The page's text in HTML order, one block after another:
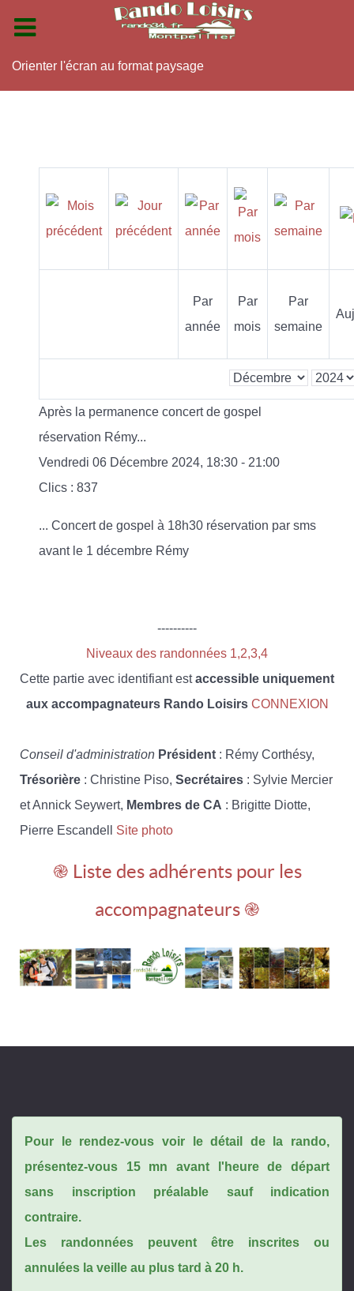
Orienter l'écran au format paysage
Par
année
Par
mois
Par
semaine
Après la permanence concert de gospel
réservation Rémy...
Vendredi 06 Décembre 2024, 18:30 - 21:00
Clics : 837
... Concert de gospel à 18h30 réservation par sms
avant le 1 décembre Rémy
----------
Niveaux des randonnées 1,2,3,4
Cette partie avec identifiant estaccessible uniquement
aux accompagnateurs Rando Loisirs CONNEXION
Conseil d'administration Président : Rémy Corthésy,
Trésorière : Christine Piso, Secrétaires : Sylvie Mercier
et Annick Seywert, Membres de CA : Brigitte Diotte,
Pierre Escandell Site photo
֎ Liste des adhérents pour les
accompagnateurs ֎
Pour le rendez-vous voir le détail de la rando,
présentez-vous 15 mn avant l'heure de départ
sans inscription préalable sauf indication
contraire.
Les randonnées peuvent être inscrites ou
annulées la veille au plus tard à 20 h.